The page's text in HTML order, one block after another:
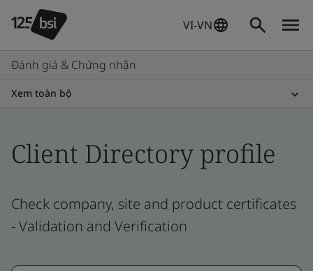
VI-VN
Đánh giá & Chứng nhận
Xem toàn bộ
Client Directory profile
Check company, site and product certificates
- Validation and Verification